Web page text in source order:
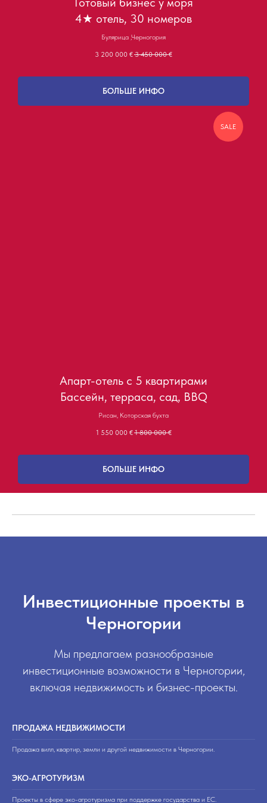
4★ отель, 30 номеров
Булярица ,Черногория
3 200 000 € 3 450 000 €
БОЛЬШЕ ИНФО
SALE
Апарт-отель с 5 квартирами
Бассейн, терраса, сад, BBQ
Рисан, Которская бухта
1 550 000 € 1 800 000 €
БОЛЬШЕ ИНФО
Инвестиционные проекты в
Черногории
Мы предлагаем разнообразные
инвестиционные возможности в Черногории,
включая недвижимость и бизнес-проекты.
ПРОДАЖА НЕДВИЖИМОСТИ
Продажа вилл, квартир, земли и другой недвижимости в Черногории.
ЭКО-АГРОТУРИЗМ
Проекты в сфере эко-агротуризма при поддержке государства и ЕС.